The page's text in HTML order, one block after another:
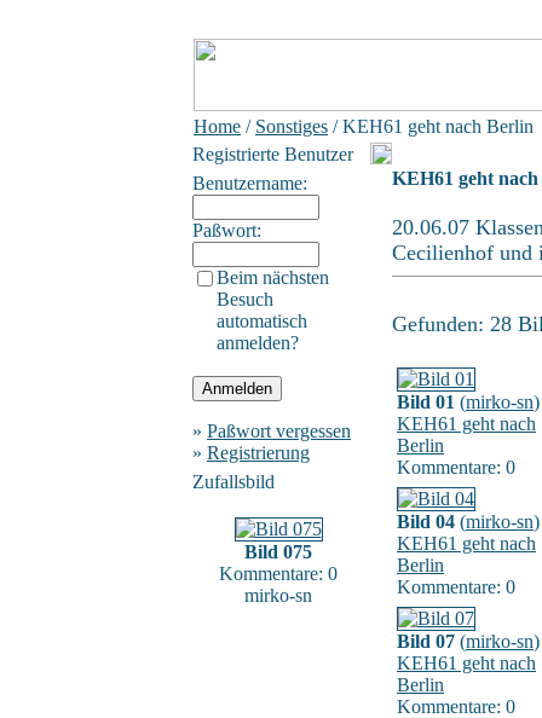
Home / Sonstiges / KEH61 geht nach Berlin
Registrierte Benutzer
Benutzername:
Paßwort:
Beim nächsten
Besuch
automatisch
anmelden?
» Paßwort vergessen
» Registrierung
Zufallsbild
Bild 075
Kommentare: 0
mirko-sn
KEH61 geht
20.06.07
Cecilienhof und
Gefunden: 28
Bild 01 (mirko-sn)
KEH61 geht nach
Berlin
Kommentare: 0
Bild 04 (mirko-sn)
KEH61 geht nach
Berlin
Kommentare: 0
Bild 07 (mirko-sn)
KEH61 geht nach
Berlin
Kommentare: 0